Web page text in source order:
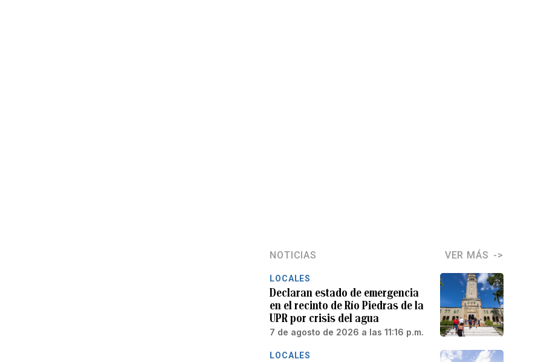
NOTICIAS VER MÁS
LOCALES
Declaran estado de emergencia
en el recinto de Río Piedras de la
UPR por crisis del agua
7 de agosto de 2026 a las 11:16 p.m.
LOCALES